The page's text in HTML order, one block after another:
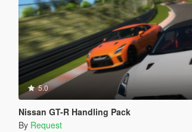
5.0
Nissan GT-R Handling Pack
By Request